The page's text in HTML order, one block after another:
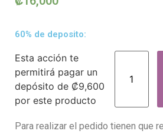
60% de deposito:
Esta acción te
permitirá pagar un
depósito de ₡9,600
por este producto
Para realizar el pedido tienen que